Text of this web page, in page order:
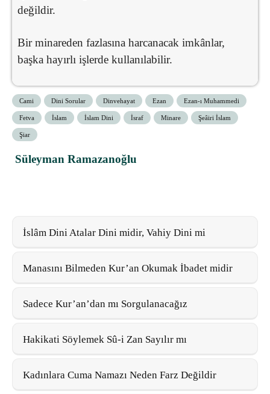
değildir.
Bir minareden fazlasına harcanacak imkânlar,
başka hayırlı işlerde kullanılabilir.
Cami Dini Sorular Dinvehayat Ezan Ezan-ı Muhammedi
Fetva İslam İslam Dini İsraf Minare Şeâiri İslam
Şiar
Süleyman Ramazanoğlu
İslâm Dini Atalar Dini midir, Vahiy Dini mi
Manasını Bilmeden Kur’an Okumak İbadet midir
Sadece Kur’an’dan mı Sorgulanacağız
Hakikati Söylemek Sû-i Zan Sayılır mı
Kadınlara Cuma Namazı Neden Farz Değildir